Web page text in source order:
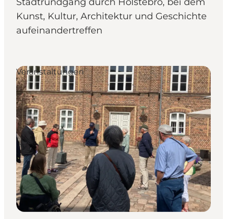
Stadtrundgang durch Holstebro, bei dem
Kunst, Kultur, Architektur und Geschichte
aufeinandertreffen
Veranstaltungen